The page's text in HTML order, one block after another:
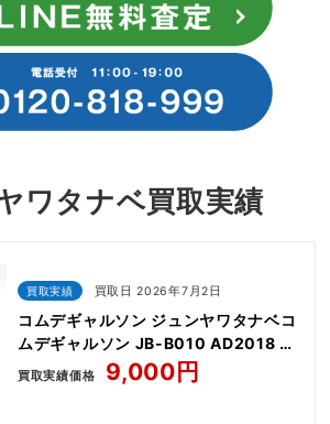
ワタナベ買取実績
買取実績 買取日 2026年7月2日
コムデギャルソン ジュンヤワタナベコ
ムデギャルソン JB-B010 AD2018 花
柄 サイドプリーツ エステル フラワー
プリント シャツ ブラウス
買取実績価格 9,000円